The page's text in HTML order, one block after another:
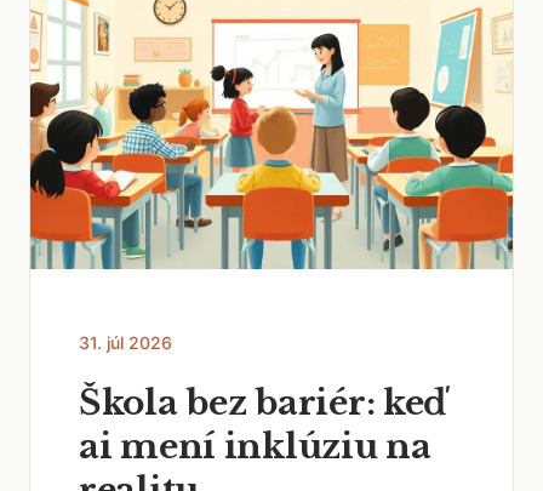
31. júl 2026
Škola bez bariér: keď
ai mení inklúziu na